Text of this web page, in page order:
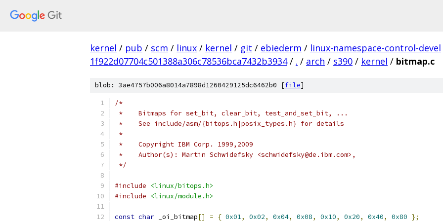
kernel / pub / scm / linux / kernel / git / ebiederm / linux-namespace-control-devel
1f922d07704c501388a306c78536bca7432b3934 / . / arch / s390 / kernel / bitmap.c
blob: 3ae4757b006a8014a7898d1260429125dc6462b0 [file]
/*
*    Bitmaps for set_bit, clear_bit, test_and_set_bit, ...
*    See include/asm/{bitops.h|posix_types.h} for details
*
*    Copyright IBM Corp. 1999,2009
*    Author(s): Martin Schwidefsky <schwidefsky@de.ibm.com>,
*/
#include
<linux/bitops.h>
#include
<linux/module.h>
const char _oi_bitmap[] = { 0x01, 0x02, 0x04, 0x08, 0x10, 0x20, 0x40, 0x80 };